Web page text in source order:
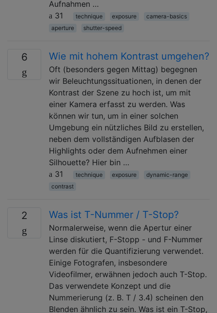
Aufnahmen …
31
technique exposure
camera-basics
aperture
shutter-speed
6 Wie mit hohem Kontrast umgehen?
Oft (besonders gegen Mittag) begegnen
wir Beleuchtungssituationen, in denen der
Kontrast der Szene zu hoch ist, um mit
einer Kamera erfasst zu werden. Was
können wir tun, um in einer solchen
Umgebung ein nützliches Bild zu erstellen,
neben dem vollständigen Aufblasen der
Highlights oder dem Aufnehmen einer
Silhouette? Hier bin …
31
technique exposure
dynamic-range
contrast
2 Was ist T-Nummer / T-Stop?
Normalerweise, wenn die Apertur einer
Linse diskutiert, F-Stopp - und F-Nummer
werden für die Quantifizierung verwendet.
Einige Fotografen, insbesondere
Videofilmer, erwähnen jedoch auch T-Stop.
Das verwendete Konzept und die
Nummerierung (z. B. T / 3.4) scheinen den
Blenden ähnlich zu sein. Was ist ein T-Stop,